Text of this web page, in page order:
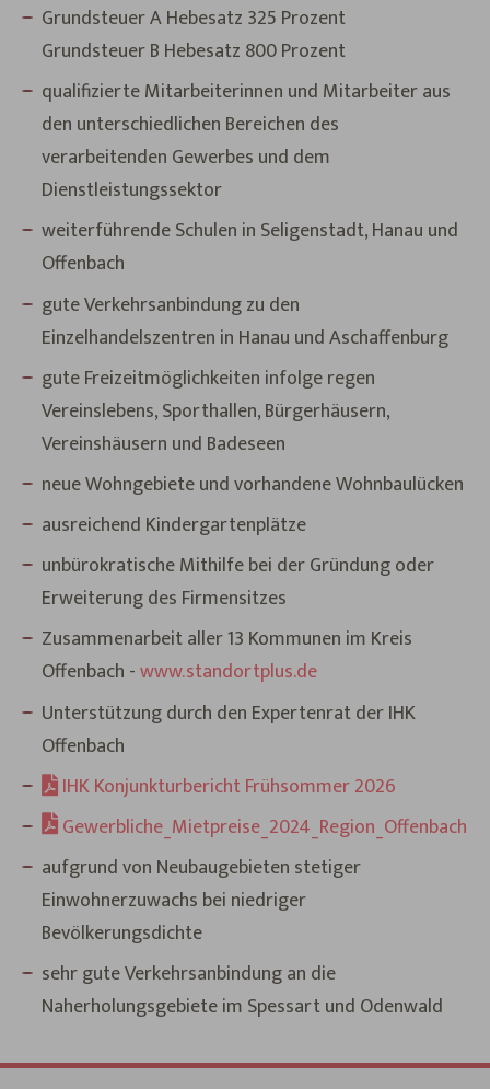
Grundsteuer A Hebesatz 325 Prozent
Grundsteuer B Hebesatz 800 Prozent
qualifizierte Mitarbeiterinnen und Mitarbeiter aus
den unterschiedlichen Bereichen des
verarbeitenden Gewerbes und dem
Dienstleistungssektor
weiterführende Schulen in Seligenstadt, Hanau und
Offenbach
gute Verkehrsanbindung zu den
Einzelhandelszentren in Hanau und Aschaffenburg
gute Freizeitmöglichkeiten infolge regen
Vereinslebens, Sporthallen, Bürgerhäusern,
Vereinshäusern und Badeseen
neue Wohngebiete und vorhandene Wohnbaulücken
ausreichend Kindergartenplätze
unbürokratische Mithilfe bei der Gründung oder
Erweiterung des Firmensitzes
Zusammenarbeit aller 13 Kommunen im Kreis
Offenbach -www.standortplus.de
Unterstützung durch den Expertenrat der IHK
Offenbach
IHK Konjunkturbericht Frühsommer 2026
Gewerbliche_Mietpreise_2024_Region_Offenbach
aufgrund von Neubaugebieten stetiger
Einwohnerzuwachs bei niedriger
Bevölkerungsdichte
sehr gute Verkehrsanbindung an die
Naherholungsgebiete im Spessart und Odenwald